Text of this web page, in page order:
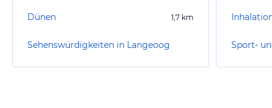
Dünen 1,7 km
Sehenswürdigkeiten in Langeoog